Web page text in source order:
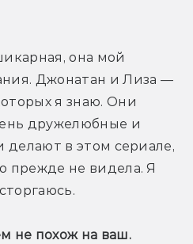
она мой
Джонатан и Лиза —
я знаю. Они
дружелюбные и
делают в этом сериале,
прежде не видела. Я
не похож на ваш.